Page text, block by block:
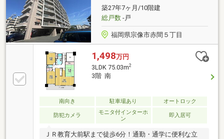
築27年7ヶ月/10階建
総戸数-戸
福岡県宗像市赤間５丁目
1,498万円
3LDK 75.03m2
3階 南
南向き 駐車場あり オートロック
防犯カメラ
モニタ付インターホ
ン
即入居可
ＪＲ教育大前駅まで徒歩6分！通勤・通学に便利な立